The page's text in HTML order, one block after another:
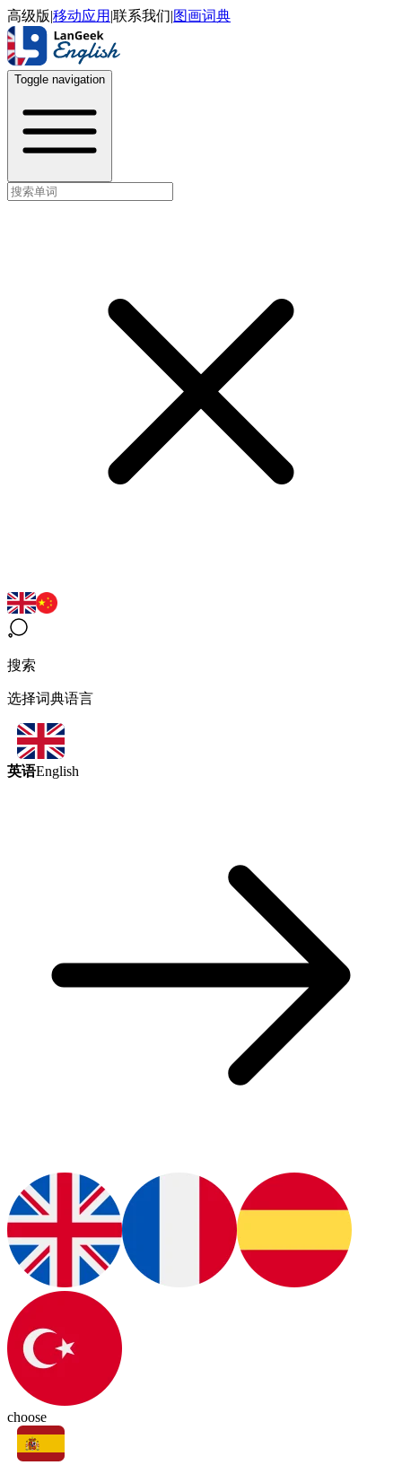
高级版|移动应用 |联系我们|图画词典
Toggle navigation
搜索
选择词典语言
英语English
choose